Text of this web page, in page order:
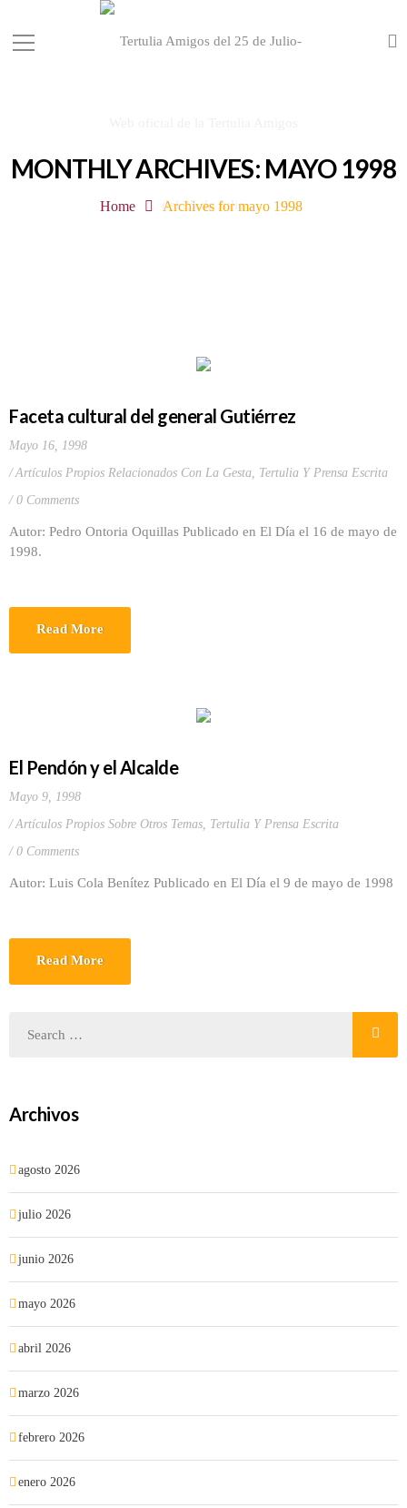
MONTHLY ARCHIVES: MAYO 1998
Home Archives for mayo 1998
Faceta cultural del general Gutiérrez
Mayo 16, 1998
Artículos Propios Relacionados Con La Gesta, Tertulia Y Prensa Escrita
0 Comments
Autor: Pedro Ontoria Oquillas Publicado en El Día el 16 de mayo de
1998.
Read More
El Pendón y el Alcalde
Mayo 9, 1998
Artículos Propios Sobre Otros Temas, Tertulia Y Prensa Escrita
0 Comments
Autor: Luis Cola Benítez Publicado en El Día el 9 de mayo de 1998
Read More
Archivos
agosto 2026
julio 2026
junio 2026
mayo 2026
abril 2026
marzo 2026
febrero 2026
enero 2026